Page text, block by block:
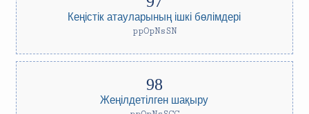
Кеңістік атауларының ішкі бөлімдері
ppOpNsSN
Жеңілдетілген шақыру